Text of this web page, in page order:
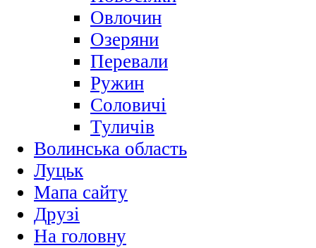
Овлочин
Озеряни
Перевали
Ружин
Соловичі
Туличів
Волинська область
Луцьк
Мапа сайту
Друзі
На головну